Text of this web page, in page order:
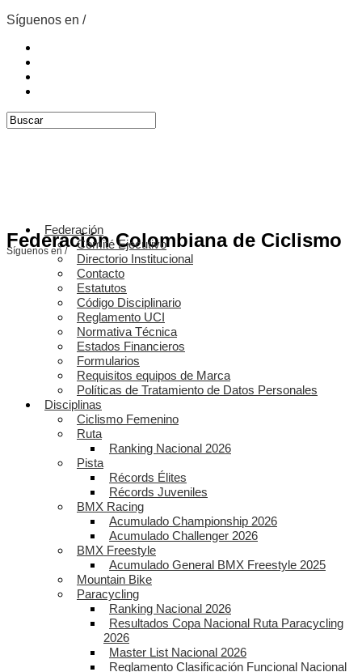
Síguenos en /
Federación Colombiana de Ciclismo
Síguenos en /
Federación
Comité Ejecutivo
Directorio Institucional
Contacto
Estatutos
Código Disciplinario
Reglamento UCI
Normativa Técnica
Estados Financieros
Formularios
Requisitos equipos de Marca
Políticas de Tratamiento de Datos Personales
Disciplinas
Ciclismo Femenino
Ruta
Ranking Nacional 2026
Pista
Récords Élites
Récords Juveniles
BMX Racing
Acumulado Championship 2026
Acumulado Challenger 2026
BMX Freestyle
Acumulado General BMX Freestyle 2025
Mountain Bike
Paracycling
Ranking Nacional 2026
Resultados Copa Nacional Ruta Paracycling
2026
Master List Nacional 2026
Reglamento Clasificación Funcional Nacional